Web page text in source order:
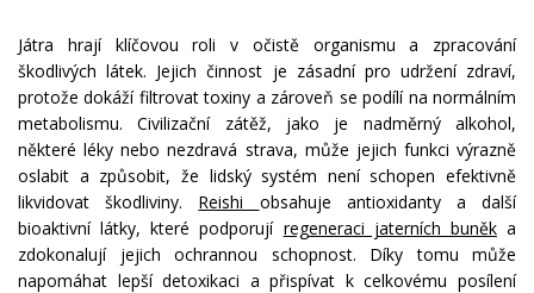
Játra hrají klíčovou roli v očistě organismu a zpracování
škodlivých látek. Jejich činnost je zásadní pro udržení zdraví,
protože dokáží filtrovat toxiny a zároveň se podílí na normálním
metabolismu. Civilizační zátěž, jako je nadměrný alkohol,
některé léky nebo nezdravá strava, může jejich funkci výrazně
oslabit a způsobit, že lidský systém není schopen efektivně
likvidovat škodliviny. Reishi obsahuje antioxidanty a další
bioaktivní látky, které podporují regeneraci jaterních buněka
zdokonalují jejich ochrannou schopnost. Díky tomu může
napomáhat lepší detoxikaci a přispívat k celkovému posílení